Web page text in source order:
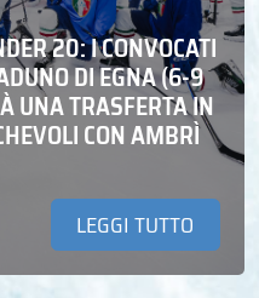
20: I CONVOCATI
DI EGNA (6-9
UNA TRASFERTA IN
CON AMBRÌ
LEGGI TUTTO